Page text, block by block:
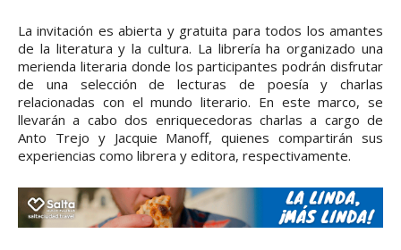
La invitación es abierta y gratuita para todos los amantes
de la literatura y la cultura. La librería ha organizado una
merienda literaria donde los participantes podrán disfrutar
de una selección de lecturas de poesía y charlas
relacionadas con el mundo literario. En este marco, se
llevarán a cabo dos enriquecedoras charlas a cargo de
Anto Trejo y Jacquie Manoff, quienes compartirán sus
experiencias como librera y editora, respectivamente.